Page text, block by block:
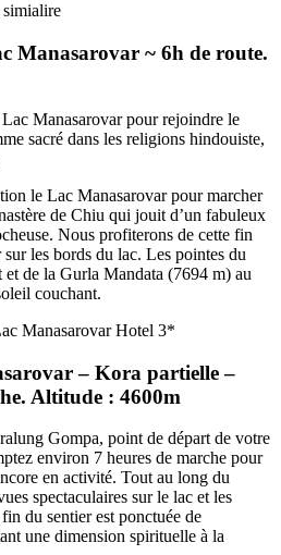
Manasarovar ~ 6h de route.
Manasarovar pour rejoindre le
sacré dans les religions hindouiste,
le Lac Manasarovar pour marcher
de Chiu qui jouit d’un fabuleux
Nous profiterons de cette fin
les bords du lac. Les pointes du
de la Gurla Mandata (7694 m) au
couchant.
Manasarovar Hotel 3*
– Kora partielle –
Altitude : 4600m
Gompa, point de départ de votre
environ 7 heures de marche pour
en activité. Tout au long du
spectaculaires sur le lac et les
du sentier est ponctuée de
une dimension spirituelle à la